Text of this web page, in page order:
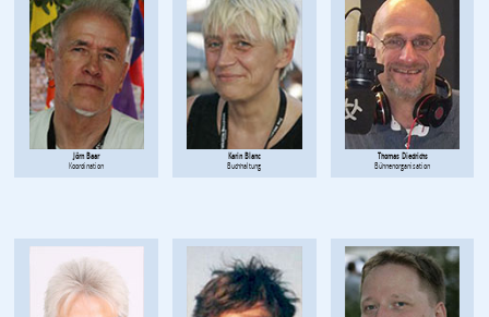
Jörn Baar
Koordination
Karin Blanc
Buchhaltung
Thomas Diedrichs
Bühnenorganisation